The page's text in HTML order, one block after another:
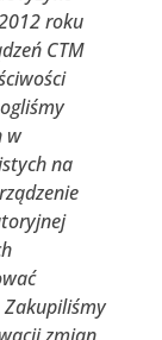
roku
CTM
w
na